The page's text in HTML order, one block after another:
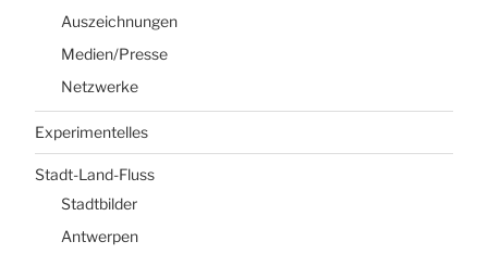
Auszeichnungen
Medien/Presse
Netzwerke
Experimentelles
Stadt-Land-Fluss
Stadtbilder
Antwerpen